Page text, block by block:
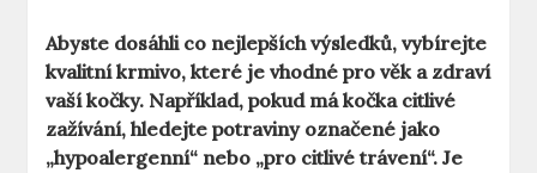
Abyste dosáhli co nejlepších výsledků, vybírejte
kvalitní krmivo, které je vhodné pro věk a zdraví
vaší kočky. Například, pokud má kočka citlivé
zažívání, hledejte potraviny označené jako
„hypoalergenní“ nebo „pro citlivé trávení“. Je